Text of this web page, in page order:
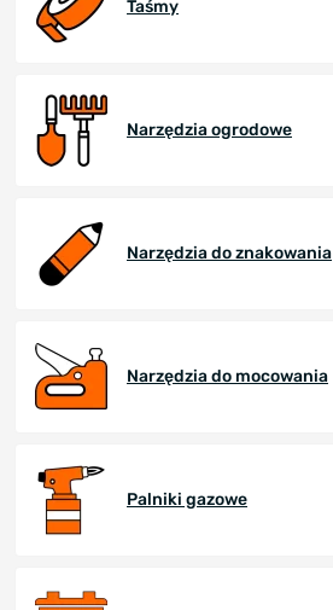
Taśmy
Narzędzia ogrodowe
Narzędzia do znakowania
Narzędzia do mocowania
Palniki gazowe